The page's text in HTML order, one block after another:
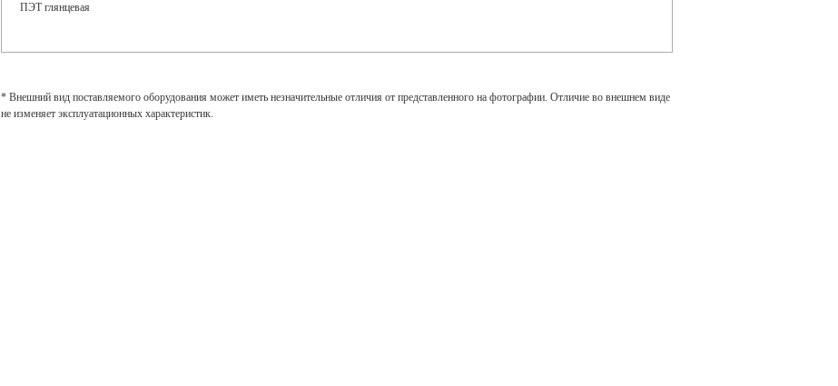
ПЭТ глянцевая
* Внешний вид поставляемого оборудования может иметь незначительные отличия от представленного на фотографии. Отличие во внешнем виде
не изменяет эксплуатационных характеристик.